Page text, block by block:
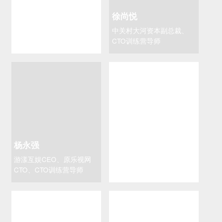
徐尚悦
中关村大河资本副总裁、
CTO训练营导师
杨永强
游漾互娱CEO、原乐视网
CTO、CTO训练营导师